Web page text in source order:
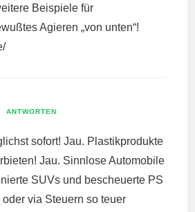
Beispiele für
Agieren „von unten“!
ANTWORTEN
sofort! Jau. Plastikprodukte
Jau. Sinnlose Automobile
SUVs und bescheuerte PS
via Steuern so teuer